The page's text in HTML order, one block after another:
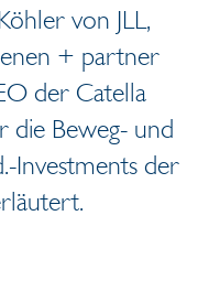
von JLL,
+ partner
der Catella
die Beweg- und
Investments der